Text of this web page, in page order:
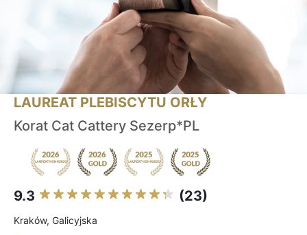
LAUREAT PLEBISCYTU ORŁY
Korat Cat Cattery Sezerp*PL
9.3 (23)
Kraków, Galicyjska